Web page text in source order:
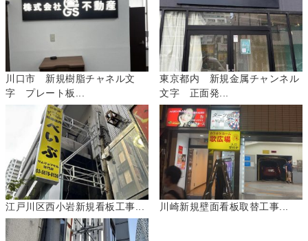
川口市 新規樹脂チャネル文
字 プレート板...
東京都内 新規金属チャンネル
文字 正面発...
江戸川区西小岩新規看板工事... 川崎新規壁面看板取替工事...